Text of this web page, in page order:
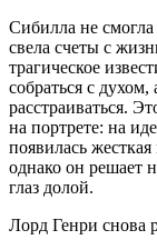
Сибилла не
свела счеты с
траги­че­ское
собраться с
расстраиваться.
на портрете: на
появилась
однако он решает
глаз долой.
Лорд Генри снова